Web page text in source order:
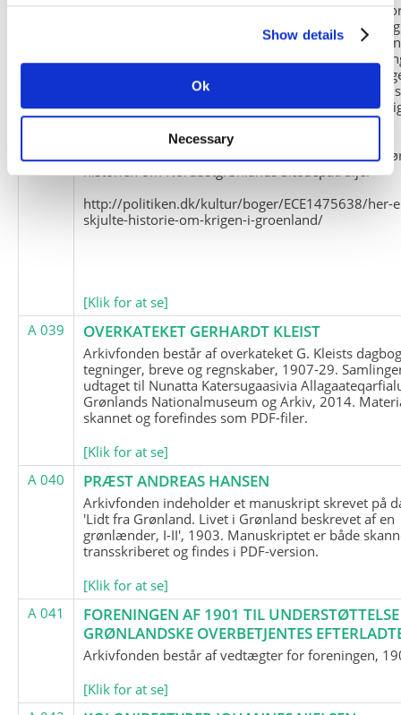
Show details
Ok
Necessary
Slædepatrulje med Eli Knudsen som medlem og
og Marius Jensen som medlem. Marius Jensens
befinder sig i Militärhistorisches Museum i Dresden
(Tyskland). Kopierne af Friedrich Littmanns
klausuleret iht. aftalen med giveren og Franz
Kontakt venligst Arktisk Instituts ledelse i
brugen af materialet til studie- og
formål.
Nedenunder findes et link til en presseartikel
historien om Nordøstgrønlands Slædepatrulje:
http://politiken.dk/kultur/boger/ECE1475638/her-
skjulte-historie-om-krigen-i-groenland/
[Klik for at se]
A 039
OVERKATEKET GERHARDT KLEIST
Arkivfonden består af overkateket G. Kleists
tegninger, breve og regnskaber, 1907-29.
udtaget til Nunatta Katersugaasivia
Grønlands Nationalmuseum og Arkiv, 2014.
skannet og forefindes som PDF-filer.
[Klik for at se]
A 040
PRÆST ANDREAS HANSEN
Arkivfonden indeholder et manuskript skrevet på
'Lidt fra Grønland. Livet i Grønland beskrevet af en
grønlænder, I-II', 1903. Manuskriptet er både
transskriberet og findes i PDF-version.
[Klik for at se]
A 041
FORENINGEN AF 1901 TIL
GRØNLANDSKE OVERBETJENTES
Arkivfonden består af vedtægter for foreningen,
[Klik for at se]